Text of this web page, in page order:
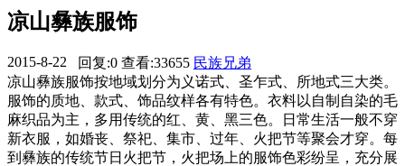
凉山彝族服饰
2015-8-22
17:57:07
回复:0 查看:33655 民族兄弟
凉山彝族服饰按地域划分为义诺式、圣乍式、所地式三大类。
服饰的质地、款式、饰品纹样各有特色。衣料以自制自染的毛
麻织品为主，多用传统的红、黄、黑三色。日常生活一般不穿
新衣服，如婚丧、祭祀、集市、过年、火把节等聚会才穿。每
到彝族的传统节日火把节，火把场上的服饰色彩纷呈，充分展